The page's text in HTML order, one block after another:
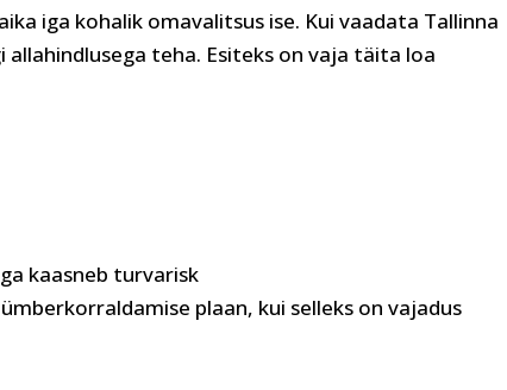
iga kohalik omavalitsus ise. Kui vaadata Tallinna
teha. Esiteks on vaja täita loa
kaasneb turvarisk
plaan, kui selleks on vajadus